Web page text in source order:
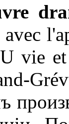
vie